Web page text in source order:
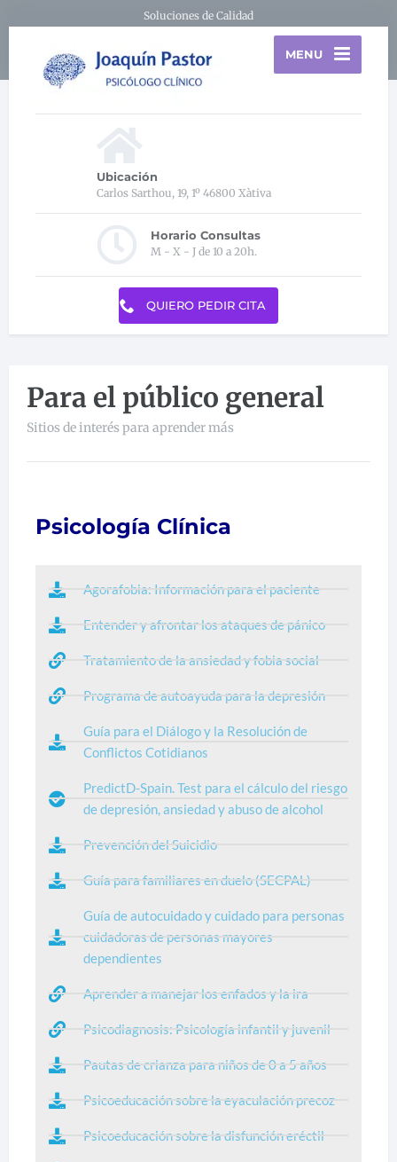
Soluciones de Calidad
MENU
Ubicación
Carlos Sarthou, 19, 1º 46800 Xàtiva
Horario Consultas
M - X - J de 10 a 20h.
QUIERO PEDIR CITA
Para el público general
Sitios de interés para aprender más
Psicología Clínica
Agorafobia: Información para el paciente
Entender y afrontar los ataques de pánico
Tratamiento de la ansiedad y fobia social
Programa de autoayuda para la depresión
Guía para el Diálogo y la Resolución de
Conflictos Cotidianos
PredictD-Spain. Test para el cálculo del riesgo
de depresión, ansiedad y abuso de alcohol
Prevención del Suicidio
Guía para familiares en duelo (SECPAL)
Guía de autocuidado y cuidado para personas
cuidadoras de personas mayores
dependientes
Aprender a manejar los enfados y la ira
Psicodiagnosis: Psicología infantil y juvenil
Pautas de crianza para niños de 0 a 5 años
Psicoeducación sobre la eyaculación precoz
Psicoeducación sobre la disfunción eréctil